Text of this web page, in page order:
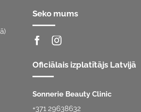
Seko mums
Oficiālais izplatītājs Latvijā
Sonnerie Beauty Clinic
+371 29638632